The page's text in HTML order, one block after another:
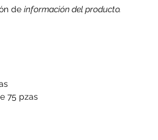
de información del producto.
75 pzas